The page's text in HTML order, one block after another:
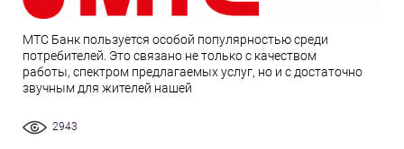
МТС Банк пользуется особой популярностью среди
потребителей. Это связано не только с качеством
работы, спектром предлагаемых услуг, но и с достаточно
звучным для жителей нашей
2943